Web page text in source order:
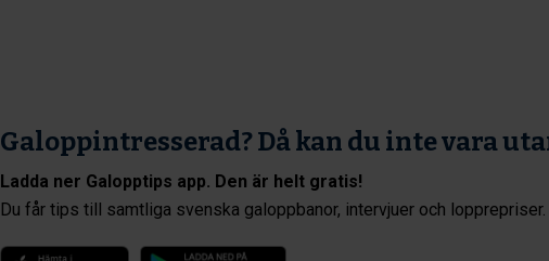
Galoppintresserad? Då kan du inte vara
Ladda ner Galopptips app. Den är helt gratis!
Du får tips till samtliga svenska galoppbanor, intervjuer och lopprepriser.